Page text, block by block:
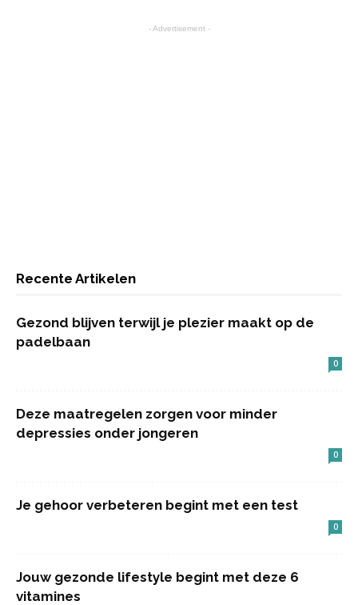
- Advertisement -
Recente Artikelen
Gezond blijven terwijl je plezier maakt op de
padelbaan
0
Deze maatregelen zorgen voor minder
depressies onder jongeren
0
Je gehoor verbeteren begint met een test
0
Jouw gezonde lifestyle begint met deze 6
vitamines